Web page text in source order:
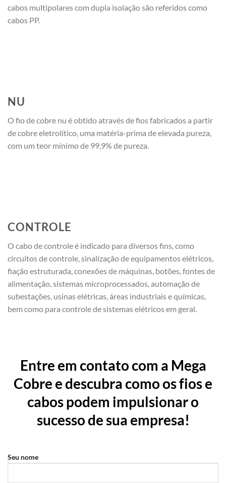
cabos multipolares com dupla isolação são referidos como
cabos PP.
NU
O fio de cobre nu é obtido através de fios fabricados a partir
de cobre eletrolítico, uma matéria-prima de elevada pureza,
com um teor mínimo de 99,9% de pureza.
CONTROLE
O cabo de controle é indicado para diversos fins, como
circuitos de controle, sinalização de equipamentos elétricos,
fiação estruturada, conexões de máquinas, botões, fontes de
alimentação, sistemas microprocessados, automação de
subestações, usinas elétricas, áreas industriais e químicas,
bem como para controle de sistemas elétricos em geral.
Entre em contato com a Mega
Cobre e descubra como os fios e
cabos podem impulsionar o
sucesso de sua empresa!
Seu nome